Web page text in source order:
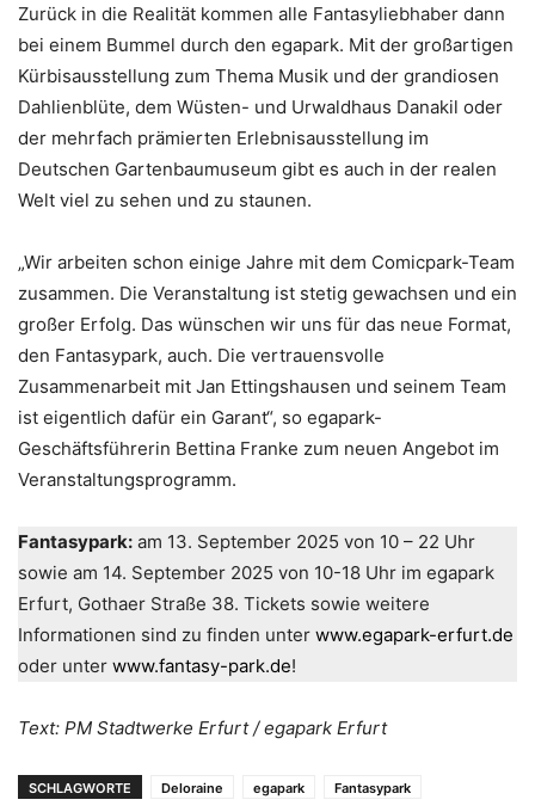
Zurück in die Realität kommen alle Fantasyliebhaber dann
bei einem Bummel durch den egapark. Mit der großartigen
Kürbisausstellung zum Thema Musik und der grandiosen
Dahlienblüte, dem Wüsten- und Urwaldhaus Danakil oder
der mehrfach prämierten Erlebnisausstellung im
Deutschen Gartenbaumuseum gibt es auch in der realen
Welt viel zu sehen und zu staunen.
„Wir arbeiten schon einige Jahre mit dem Comicpark-Team
zusammen. Die Veranstaltung ist stetig gewachsen und ein
großer Erfolg. Das wünschen wir uns für das neue Format,
den Fantasypark, auch. Die vertrauensvolle
Zusammenarbeit mit Jan Ettingshausen und seinem Team
ist eigentlich dafür ein Garant“, so egapark-
Geschäftsführerin Bettina Franke zum neuen Angebot im
Veranstaltungsprogramm.
Fantasypark: am 13. September 2025 von 10 – 22 Uhr
sowie am 14. September 2025 von 10-18 Uhr im egapark
Erfurt, Gothaer Straße 38. Tickets sowie weitere
Informationen sind zu finden unter www.egapark-erfurt.de
oder unter www.fantasy-park.de!
Text: PM Stadtwerke Erfurt / egapark Erfurt
SCHLAGWORTE Deloraine egapark Fantasypark